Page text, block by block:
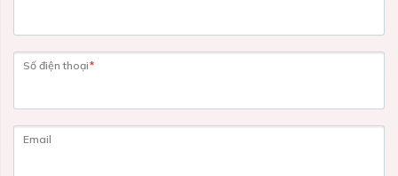
Số điện thoại*
Email